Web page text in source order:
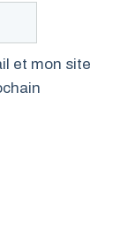
et mon site